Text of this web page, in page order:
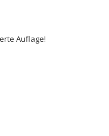
Auflage!